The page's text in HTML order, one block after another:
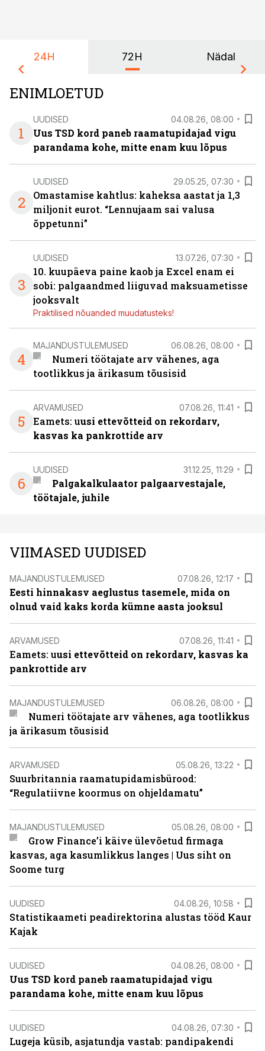
24H 72H Nädal
ENIMLOETUD
1
UUDISED 04.08.26, 08:00
Uus TSD kord paneb raamatupidajad vigu
parandama kohe, mitte enam kuu lõpus
2
UUDISED 29.05.25, 07:30
Omastamise kahtlus: kaheksa aastat ja 1,3
miljonit eurot. “Lennujaam sai valusa
õppetunni”
3
UUDISED 13.07.26, 07:30
10. kuupäeva paine kaob ja Excel enam ei
sobi: palgaandmed liiguvad maksuametisse
jooksvalt
Praktilised nõuanded muudatusteks!
4
MAJANDUSTULEMUSED 06.08.26, 08:00
Numeri töötajate arv vähenes, aga
tootlikkus ja ärikasum tõusisid
5
ARVAMUSED 07.08.26, 11:41
Eamets: uusi ettevõtteid on rekordarv,
kasvas ka pankrottide arv
6
UUDISED 31.12.25, 11:29
Palgakalkulaator palgaarvestajale,
töötajale, juhile
VIIMASED UUDISED
MAJANDUSTULEMUSED 07.08.26, 12:17
Eesti hinnakasv aeglustus tasemele, mida on
olnud vaid kaks korda kümne aasta jooksul
ARVAMUSED 07.08.26, 11:41
Eamets: uusi ettevõtteid on rekordarv, kasvas ka
pankrottide arv
MAJANDUSTULEMUSED 06.08.26, 08:00
Numeri töötajate arv vähenes, aga tootlikkus
ja ärikasum tõusisid
ARVAMUSED 05.08.26, 13:22
Suurbritannia raamatupidamisbürood:
“Regulatiivne koormus on ohjeldamatu”
MAJANDUSTULEMUSED 05.08.26, 08:00
Grow Finance’i käive ülevõetud firmaga
kasvas, aga kasumlikkus langes | Uus siht on
Soome turg
UUDISED 04.08.26, 10:58
Statistikaameti peadirektorina alustas tööd Kaur
Kajak
UUDISED 04.08.26, 08:00
Uus TSD kord paneb raamatupidajad vigu
parandama kohe, mitte enam kuu lõpus
UUDISED 04.08.26, 07:30
Lugeja küsib, asjatundja vastab: pandipakendi